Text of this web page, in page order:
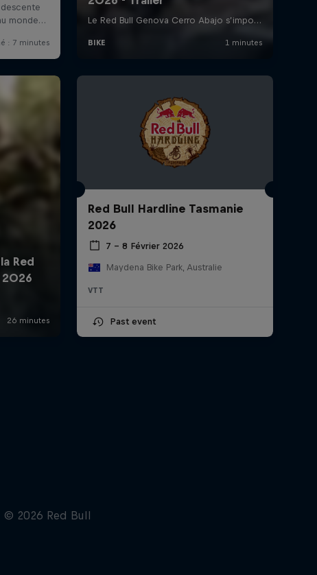
Red Bull Hardline Tasmanie
2026
7 – 8 Février 2026
Maydena Bike Park, Australie
VTT
Past event